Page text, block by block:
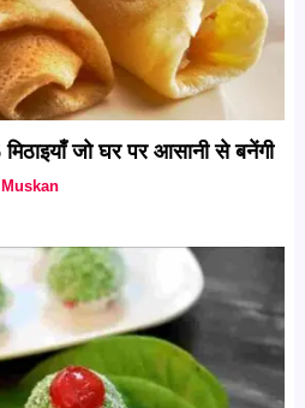
जो घर पर आसानी से बनेंगी
Muskan